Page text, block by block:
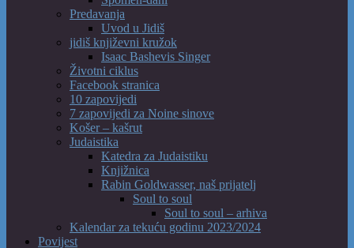
Predavanja
Uvod u Jidiš
jidiš književni kružok
Isaac Bashevis Singer
Životni ciklus
Facebook stranica
10 zapovijedi
7 zapovijedi za Noine sinove
Košer – kašrut
Judaistika
Katedra za Judaistiku
Knjižnica
Rabin Goldwasser, naš prijatelj
Soul to soul
Soul to soul – arhiva
Kalendar za tekuću godinu 2023/2024
Povijest